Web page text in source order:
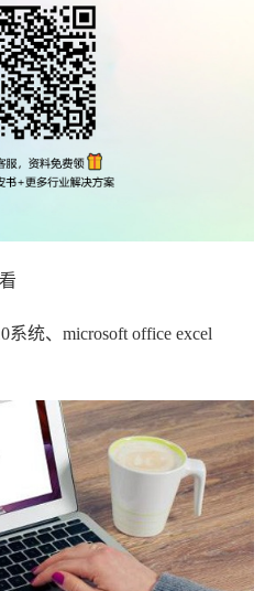
统、microsoft office excel